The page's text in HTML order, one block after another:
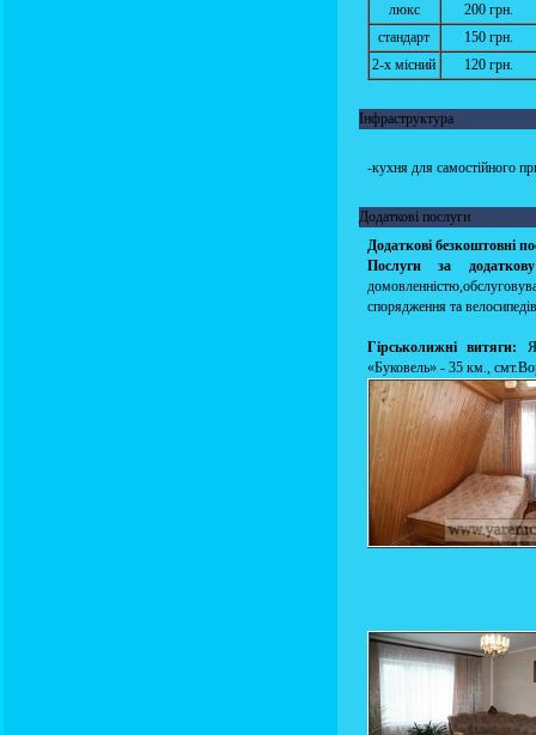
люкс
200 грн.
стандарт
150 грн.
2-х місний
120 грн.
Інфраструктура
-кухня для самостійного
Додаткові послуги
Додаткові безкоштовні
Послуги за
спорядження та
Гірськолижні витяги:
«Буковель» - 35 км.,